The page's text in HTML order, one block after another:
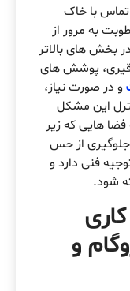
تماس با خاک
به مرور از
بخش های بالاتر
قیری، پوشش های
و در صورت نیاز،
این مشکل
هایی که زیر
جلوگیری از حس
فنی دارد و
شود.
و